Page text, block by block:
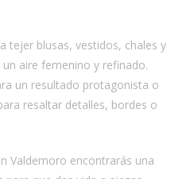
tejer blusas, vestidos, chales y
aire femenino y refinado.
un resultado protagonista o
resaltar detalles, bordes o
Valdemoro encontrarás una